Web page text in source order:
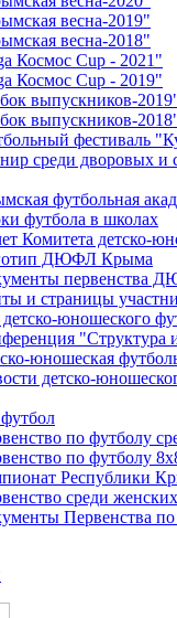
весна-2019"
весна-2018"
Космос Cup - 2021"
Космос Cup - 2019"
выпускников-
выпускников-
фестиваль
среди дворовых и
футбольная
футбола в школах
Комитета детско-
ДЮФЛ Крыма
первенства
и страницы
детско-юношеского
"Структура
юношеская
детско-
по футболу
по футболу
Республики
среди
Первенства